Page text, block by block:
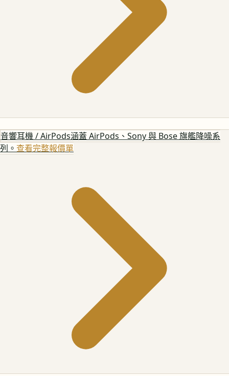
音響耳機 / AirPods涵蓋 AirPods、Sony 與 Bose 旗艦降噪系
列。 查看完整報價單